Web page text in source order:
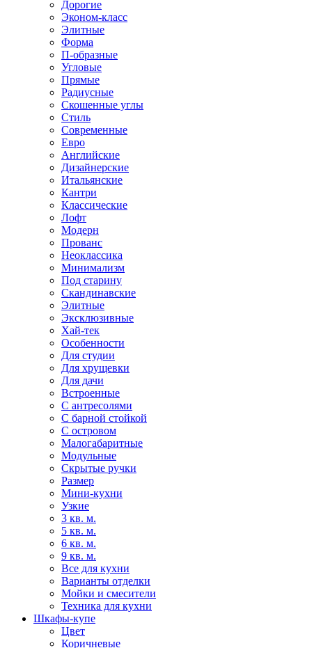
Дорогие
Эконом-класс
Элитные
Форма
П-образные
Угловые
Прямые
Радиусные
Скошенные углы
Стиль
Современные
Евро
Английские
Дизайнерские
Итальянские
Кантри
Классические
Лофт
Модерн
Прованс
Неоклассика
Минимализм
Под старину
Скандинавские
Элитные
Эксклюзивные
Хай-тек
Особенности
Для студии
Для хрущевки
Для дачи
Встроенные
С антресолями
С барной стойкой
С островом
Малогабаритные
Модульные
Скрытые ручки
Размер
Мини-кухни
Узкие
3 кв. м.
5 кв. м.
6 кв. м.
9 кв. м.
Все для кухни
Варианты отделки
Мойки и смесители
Техника для кухни
Шкафы-купе
Цвет
Коричневые